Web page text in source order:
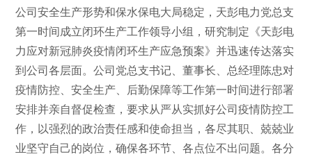
公司安全生产形势和保水保电大局稳定，天彭电力党总支
第一时间成立闭环生产工作领导小组，研究制定《天彭电
力应对新冠肺炎疫情闭环生产应急预案》并迅速传达落实
到公司各层面。公司党总支书记、董事长、总经理陈忠对
疫情防控、安全生产、后勤保障等工作第一时间进行部署
安排并亲自督促检查，要求从严从实抓好公司疫情防控工
作，以强烈的政治责任感和使命担当，各尽其职、兢兢业
业坚守自己的岗位，确保各环节、各点位不出问题。各分